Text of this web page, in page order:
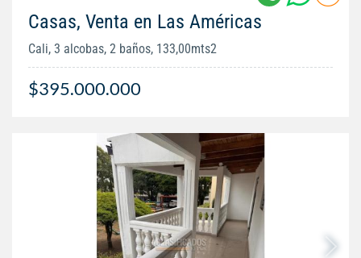
Casas, Venta en Las Américas
Cali, 3 alcobas, 2 baños, 133,00mts2
$395.000.000